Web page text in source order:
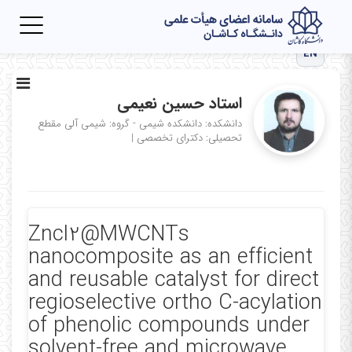
EN
استاد حسین نعیمی
دانشکده: دانشکده شیمی - گروه: شیمی آلی مقطع
تحصیلی: دکترای تخصصی |
Zncl2@MWCNTs
nanocomposite as an efficient
and reusable catalyst for direct
regioselective ortho C-acylation
of phenolic compounds under